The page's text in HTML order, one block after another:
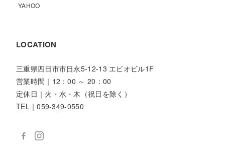
YAHOO
LOCATION
三重県四日市市日永5-12-13 エビオビル1F
営業時間｜12：00 ～ 20：00
定休日｜火・水・木（祝日を除く）
TEL｜059-349-0550